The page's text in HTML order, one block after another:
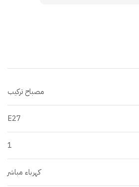
مصباح تركيب
E27
1
كهرباء مباشر